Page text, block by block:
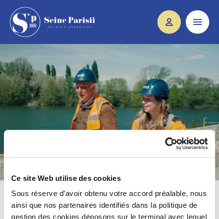
Ce site Web utilise des cookies
Sous réserve d’avoir obtenu votre accord préalable, nous
ainsi que nos partenaires identifiés dans la politique de
gestion des cookies déposons sur le terminal avec lequel
La région Ile-de-France, la ville de Cormeilles-en-Parisis, l’aménageur